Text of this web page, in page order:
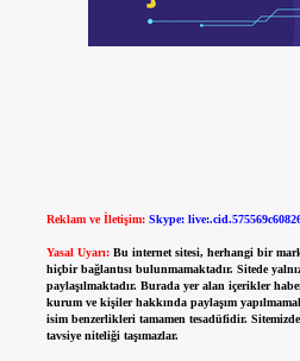
Reklam ve İletişim: Skype:
Yasal Uyarı: Bu internet sitesi, herhangi bir
hiçbir bağlantısı bulunmamaktadır. Sitede
paylaşılmaktadır. Burada yer alan içerikler
kurum ve kişiler hakkında paylaşım
isim benzerlikleri tamamen tesadüfidir.
tavsiye niteliği taşımazlar.